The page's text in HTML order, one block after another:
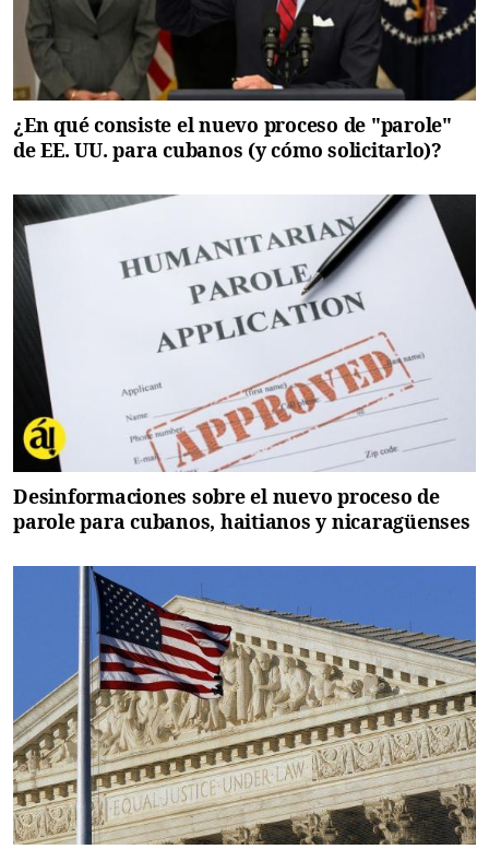
¿En qué consiste el nuevo proceso de "parole"
de EE. UU. para cubanos (y cómo solicitarlo)?
Desinformaciones sobre el nuevo proceso de
parole para cubanos, haitianos y nicaragüenses